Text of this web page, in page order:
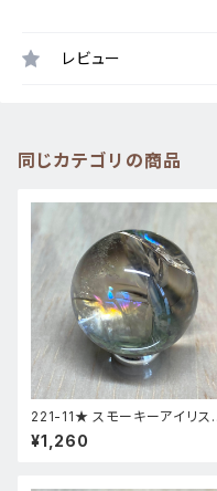
レビュー
同じカテゴリの商品
221-11★ スモーキーアイリス
台座付き スフィア 天然石インテ
リア風水置物
¥1,260